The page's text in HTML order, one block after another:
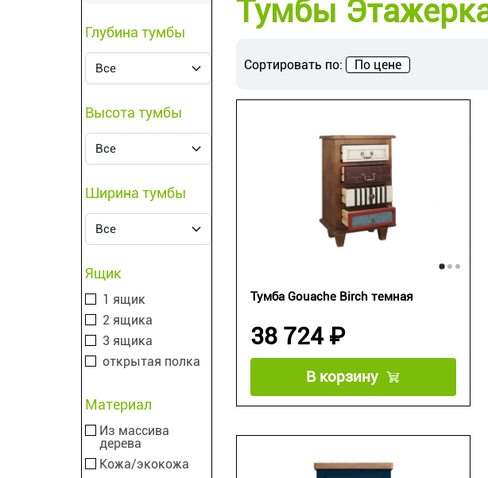
Глубина тумбы
Высота тумбы
Ширина тумбы
Ящик
1 ящик
2 ящика
3 ящика
открытая полка
Материал
Из массива
дерева
Кожа/экокожа
Тумбы
Сортировать по: По цене
Тумба Gouache Birch темная
38 724 ₽
В корзину